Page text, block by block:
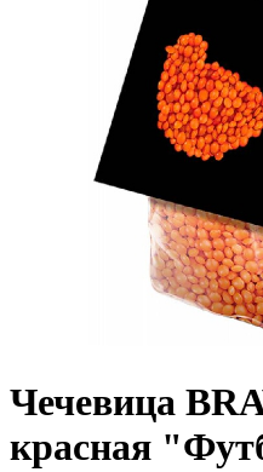
Чечевица
красная